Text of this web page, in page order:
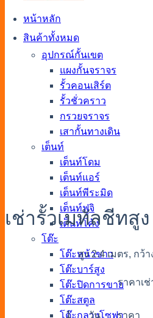
หน้าหลัก
สินค้าทั้งหมด
อุปกรณ์กั้นเขต
แผงกั้นจราจร
รั้วคอนเสิร์ต
รั้วชั่วคราว
กรวยจราจร
เสากั้นทางเดิน
เต็นท์
เต็นท์โดม
เต็นท์แอร์
เต็นท์พีระมิด
เต็นท์ฟูจิ
เต็นท์โค้ง
โต๊ะ
โต๊ะหน้าขาว
โต๊ะบาร์สูง
โต๊ะปิดการขาย
โต๊ะสตูล
โต๊ะกลางโซฟา
เช่ารั้วเมทัลชีทสู
สูง 2.4 เมตร, กว้า
ราคาเช่
1 วัน ราคา